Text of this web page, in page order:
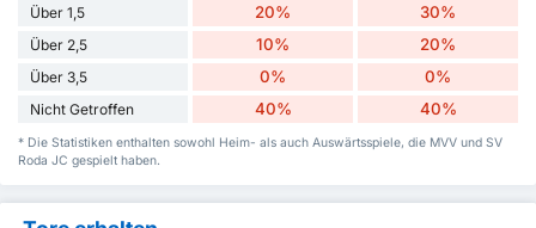
Über 1,5 20% 30%
Über 2,5 10% 20%
Über 3,5 0% 0%
Nicht Getroffen 40% 40%
* Die Statistiken enthalten sowohl Heim- als auch Auswärtsspiele, die MVV und SV
Roda JC gespielt haben.